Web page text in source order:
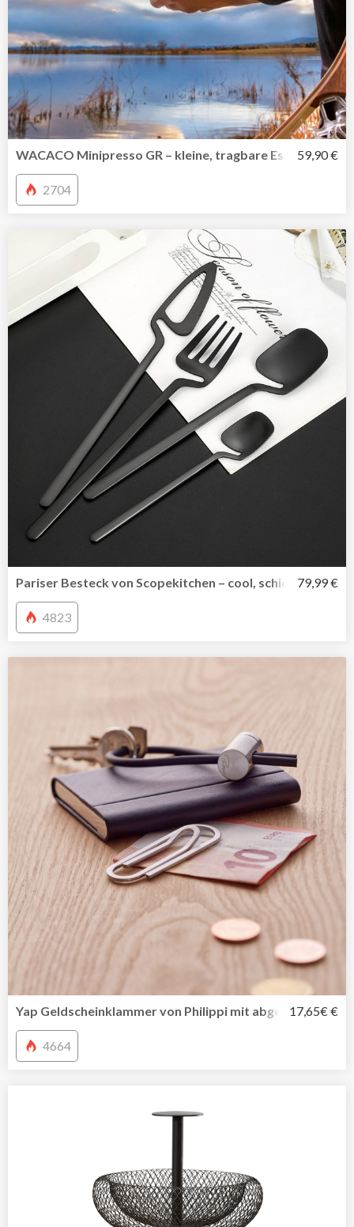
WACACO Minipresso GR – kleine, tragbare 59,90 €
2704
Pariser Besteck von Scopekitchen – cool, schick,79,99 €
4823
Yap Geldscheinklammer von Philippi mit abgerundeten
17,65€ €
4664